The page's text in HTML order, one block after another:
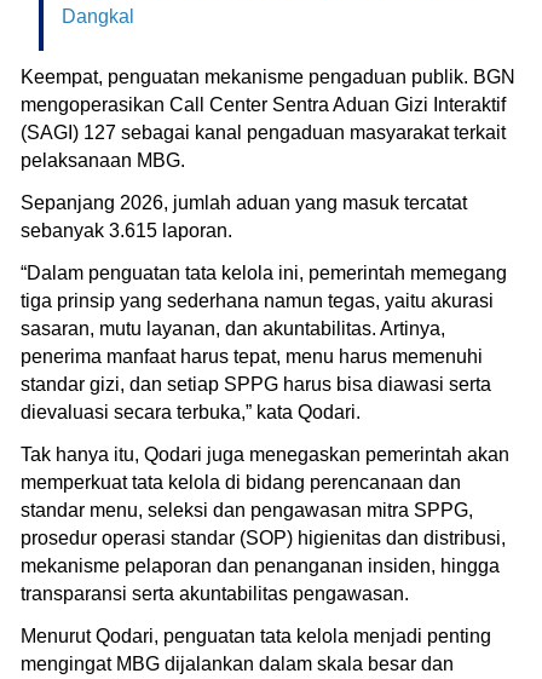
Dangkal
Keempat, penguatan mekanisme pengaduan publik. BGN
mengoperasikan Call Center Sentra Aduan Gizi Interaktif
(SAGI) 127 sebagai kanal pengaduan masyarakat terkait
pelaksanaan MBG.
Sepanjang 2026, jumlah aduan yang masuk tercatat
sebanyak 3.615 laporan.
“Dalam penguatan tata kelola ini, pemerintah memegang
tiga prinsip yang sederhana namun tegas, yaitu akurasi
sasaran, mutu layanan, dan akuntabilitas. Artinya,
penerima manfaat harus tepat, menu harus memenuhi
standar gizi, dan setiap SPPG harus bisa diawasi serta
dievaluasi secara terbuka,” kata Qodari.
Tak hanya itu, Qodari juga menegaskan pemerintah akan
memperkuat tata kelola di bidang perencanaan dan
standar menu, seleksi dan pengawasan mitra SPPG,
prosedur operasi standar (SOP) higienitas dan distribusi,
mekanisme pelaporan dan penanganan insiden, hingga
transparansi serta akuntabilitas pengawasan.
Menurut Qodari, penguatan tata kelola menjadi penting
mengingat MBG dijalankan dalam skala besar dan